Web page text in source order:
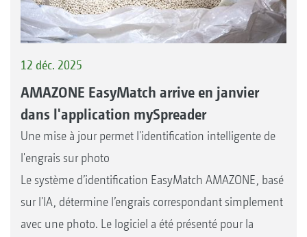
12 déc. 2025
AMAZONE EasyMatch arrive en janvier
dans l'application mySpreader
Une mise à jour permet l'identification intelligente de
l'engrais sur photo
Le système d’identification EasyMatch AMAZONE, basé
sur l'IA, détermine l’engrais correspondant simplement
avec une photo. Le logiciel a été présenté pour la